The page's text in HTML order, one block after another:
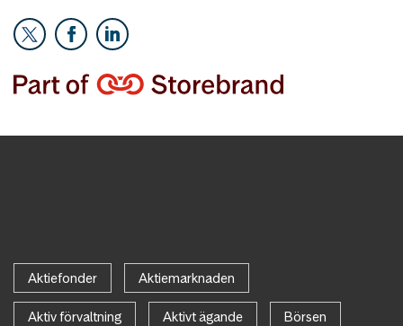
Aktiefonder Aktiemarknaden
Aktiv förvaltning Aktivt ägande Börsen